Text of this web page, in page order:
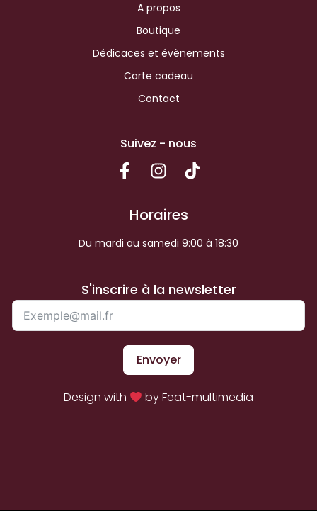
A propos
Boutique
Dédicaces et évènements
Carte cadeau
Contact
Suivez - nous
Horaires
Du mardi au samedi 9:00 à 18:30
S'inscrire à la newsletter
Envoyer
Design with by Feat-multimedia